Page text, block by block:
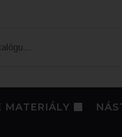
MATERIÁLY